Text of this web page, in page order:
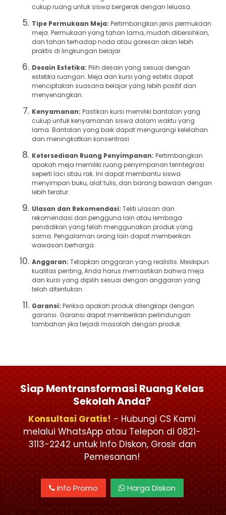
cukup ruang untuk siswa bergerak dengan leluasa.
Tipe Permukaan Meja: Pertimbangkan jenis permukaan
meja. Permukaan yang tahan lama, mudah dibersihkan,
dan tahan terhadap noda atau goresan akan lebih
praktis di lingkungan belajar.
Desain Estetika: Pilih desain yang sesuai dengan
estetika ruangan. Meja dan kursi yang estetis dapat
menciptakan suasana belajar yang lebih positif dan
menyenangkan.
Kenyamanan: Pastikan kursi memiliki bantalan yang
cukup untuk kenyamanan siswa dalam waktu yang
lama. Bantalan yang baik dapat mengurangi kelelahan
dan meningkatkan konsentrasi.
Ketersediaan Ruang Penyimpanan: Pertimbangkan
apakah meja memiliki ruang penyimpanan terintegrasi
seperti laci atau rak. Ini dapat membantu siswa
menyimpan buku, alat tulis, dan barang bawaan dengan
lebih teratur.
Ulasan dan Rekomendasi: Teliti ulasan dan
rekomendasi dari pengguna lain atau lembaga
pendidikan yang telah menggunakan produk yang
sama. Pengalaman orang lain dapat memberikan
wawasan berharga.
Anggaran: Tetapkan anggaran yang realistis. Meskipun
kualitas penting, Anda harus memastikan bahwa meja
dan kursi yang dipilih sesuai dengan anggaran yang
telah ditentukan.
Garansi: Periksa apakah produk dilengkapi dengan
garansi. Garansi dapat memberikan perlindungan
tambahan jika terjadi masalah dengan produk.
Siap Mentransformasi Ruang Kelas
Sekolah Anda?
Konsultasi Gratis! - Hubungi CS Kami
melalui WhatsApp atau Telepon di 0821-
3113-2242 untuk Info Diskon, Grosir dan
Pemesanan!
Info Promo Harga Diskon